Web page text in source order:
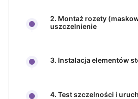
2. Montaż rozety
uszczelnienie
3. Instalacja elementów
4. Test szczelności i